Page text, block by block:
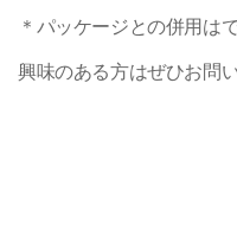
＊パッケージとの併用は
興味のある方はぜひお問